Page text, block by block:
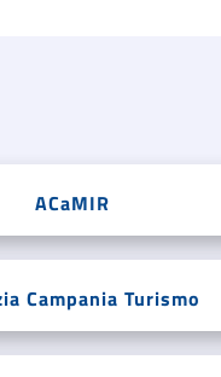
ACaMIR
Campania Turismo